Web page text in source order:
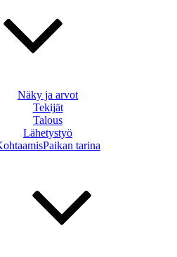
Näky ja arvot
Tekijät
Talous
Lähetystyö
tarina